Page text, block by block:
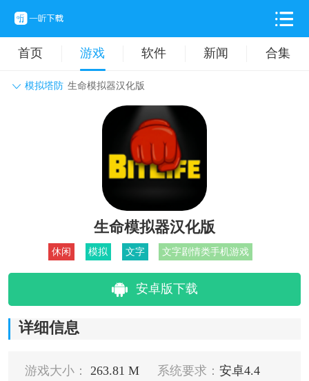
首页 游戏 软件 新闻 合集
模拟塔防 生命模拟器汉化版
动作格斗 休闲益智
卡牌对战 音乐舞蹈
挂机养成
生命模拟器汉化版
休闲 模拟 文字 文字剧情类手机游戏
安卓版下载
详细信息
游戏大小： 263.81 M 系统要求： 安卓4.4